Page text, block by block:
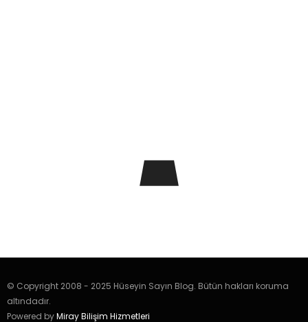
© Copyright 2008 - 2025 Hüseyin Sayın Blog. Bütün hakları koruma
altındadır.
Powered byMiray Bilişim Hizmetleri